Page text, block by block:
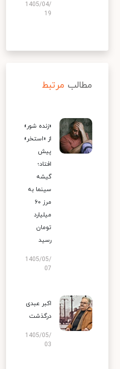
1405/04/
19
مطالب مرتبط
«زنده شور»
از «استخر»
پیش
افتاد؛
گیشه
سینما به
مرز ۶۰
میلیارد
تومان
رسید
1405/05/
07
اکبر عبدی
درگذشت
1405/05/
03